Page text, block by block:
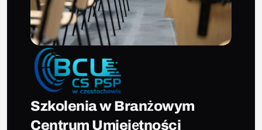
Szkolenia w Branżowym
Centrum Umiejętności